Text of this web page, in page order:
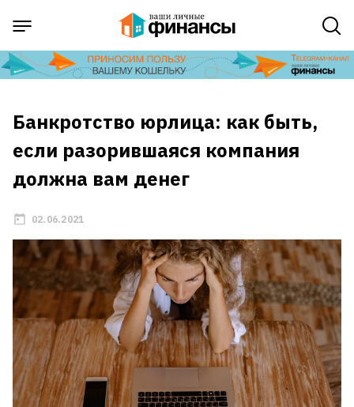
Банкротство юрлица: как быть,
если разорившаяся компания
должна вам денег
02.06.2021